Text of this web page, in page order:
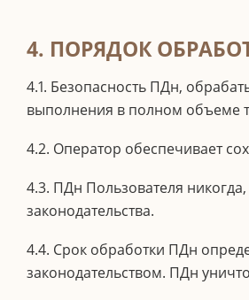
4. ПОРЯДОК
4.1. Безопасность ПДн,
выполнения в полном объеме
4.2. Оператор обеспечивает
4.3. ПДн Пользователя
законодательства.
4.4. Срок обработки ПДн
законодательством. ПДн